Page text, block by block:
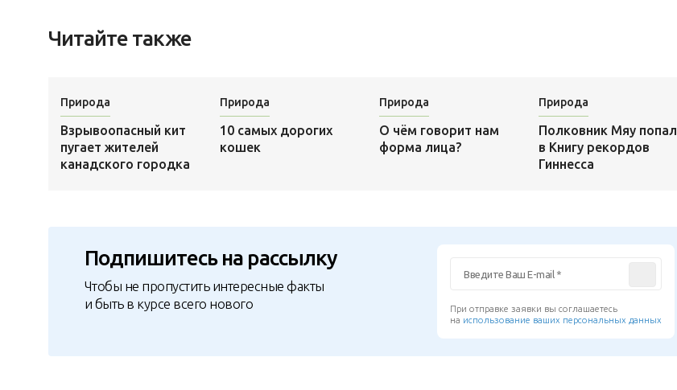
Читайте также
Природа
Взрывоопасный кит
пугает жителей
канадского городка
Природа
10 самых дорогих
кошек
Природа
О чём говорит нам
форма лица?
Природа
Полковник Мяу попал
в Книгу рекордов
Гиннесса
Подпишитесь на рассылку
Чтобы не пропустить интересные факты
и быть в курсе всего нового
При отправке заявки вы соглашаетесь
на использование ваших персональных данных